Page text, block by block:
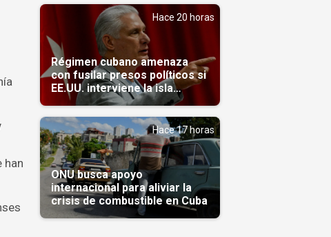
han
Hace 20 horas
Régimen cubano amenaza
con fusilar presos políticos si
EE.UU. interviene la isla
(Video)
Hace 17 horas
ONU busca apoyo
internacional para aliviar la
crisis de combustible en Cuba